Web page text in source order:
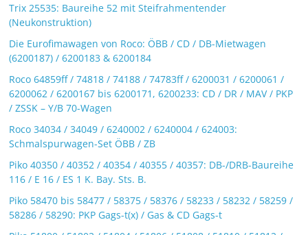
Trix 25535: Baureihe 52 mit Steifrahmentender
(Neukonstruktion)
Die Eurofimawagen von Roco: ÖBB / CD / DB-Mietwagen
(6200187) / 6200183 & 6200184
Roco 64859ff / 74818 / 74188 / 74783ff / 6200031 / 6200061 /
6200062 / 6200167 bis 6200171, 6200233: CD / DR / MAV / PKP
/ ZSSK – Y/B 70-Wagen
Roco 34034 / 34049 / 6240002 / 6240004 / 624003:
Schmalspurwagen-Set ÖBB / ZB
Piko 40350 / 40352 / 40354 / 40355 / 40357: DB-/DRB-Baureihe
116 / E 16 / ES 1 K. Bay. Sts. B.
Piko 58470 bis 58477 / 58375 / 58376 / 58233 / 58232 / 58259 /
58286 / 58290: PKP Gags-t(x) / Gas & CD Gags-t